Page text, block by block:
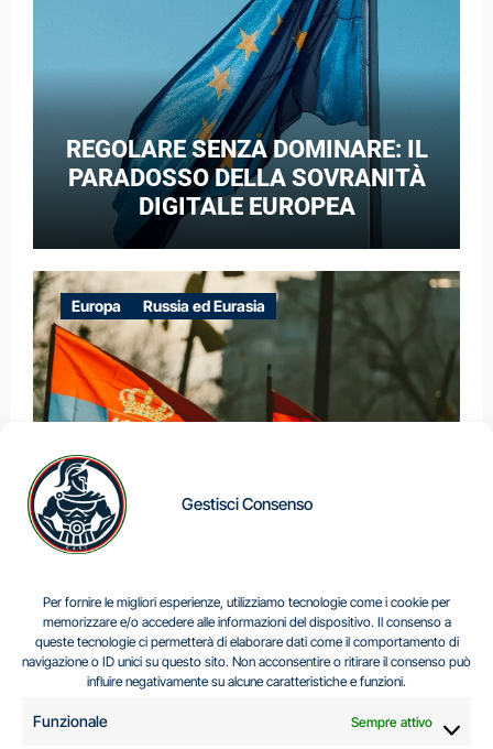
Gestisci Consenso
Per fornire le migliori esperienze, utilizziamo tecnologie come i cookie per
memorizzare e/o accedere alle informazioni del dispositivo. Il consenso a
queste tecnologie ci permetterà di elaborare dati come il comportamento di
navigazione o ID unici su questo sito. Non acconsentire o ritirare il consenso può
influire negativamente su alcune caratteristiche e funzioni.
Funzionale Sempre attivo
REGOLARE SENZA DOMINARE: IL
PARADOSSO DELLA SOVRANITÀ
DIGITALE EUROPEA
Europa Russia ed Eurasia
Centro Analisi e Studi Italus © Tutti i diritti riservati